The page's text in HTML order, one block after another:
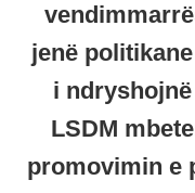
jenë
i
LSDM
promovimin e